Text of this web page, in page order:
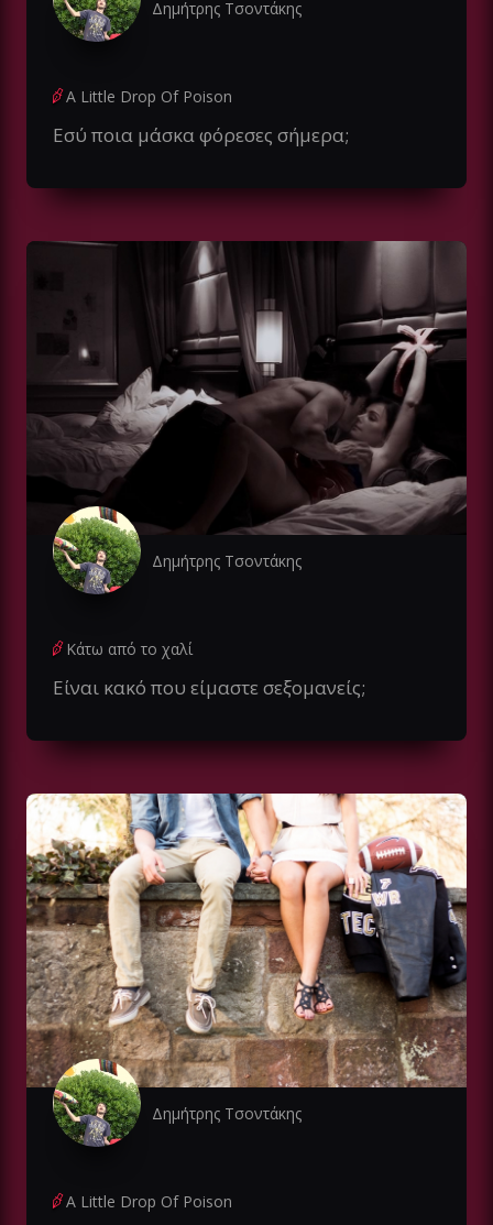
Δημήτρης Τσοντάκης
A Little Drop Of Poison
Εσύ ποια μάσκα φόρεσες σήμερα;
Δημήτρης Τσοντάκης
Κάτω από το χαλί
Είναι κακό που είμαστε σεξομανείς;
Δημήτρης Τσοντάκης
A Little Drop Of Poison